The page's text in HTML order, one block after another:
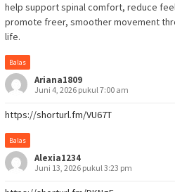
help support spinal comfort, reduce
promote freer, smoother movement
life.
Balas
Ariana1809
Juni 4, 2026 pukul 7:00 am
https://shorturl.fm/VU67T
Balas
Alexia1234
Juni 13, 2026 pukul 3:23 pm